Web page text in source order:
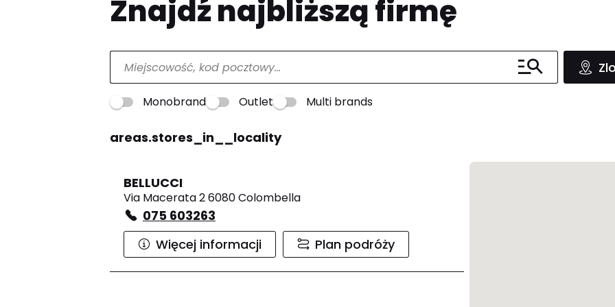
Znajdź najbliższą firmę
Monobrand Outlet Multi brands
areas.stores_in__locality
BELLUCCI
Via Macerata 2 6080 Colombella
075 603263
Więcej informacji
Plan podróży